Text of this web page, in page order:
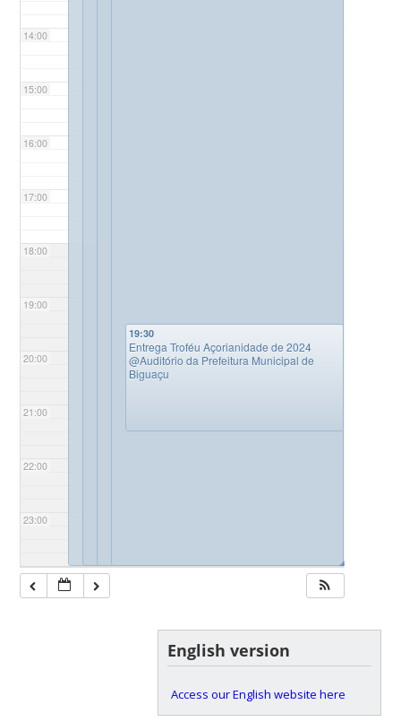
14:00
15:00
16:00
17:00
18:00
19:00
20:00
21:00
22:00
23:00
◢◢◢◢
19:30
Entrega Troféu Açorianidade de 2024
@Auditório da Prefeitura Municipal de
Biguaçu
English version
Access our English website here